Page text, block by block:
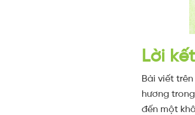
Lời kết
Bài viết
hương
đến một